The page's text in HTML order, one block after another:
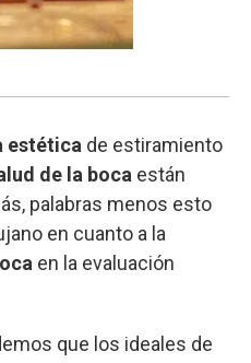
estética de estiramiento
de la boca están
palabras menos esto
en cuanto a la
en la evaluación
que los ideales de